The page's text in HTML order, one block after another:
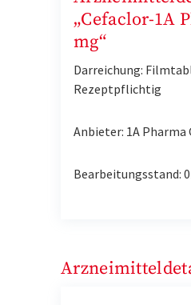
„Cefaclor-1A
mg“
Darreichung:
Rezeptpflichtig
Anbieter: 1A Pharma
Bearbeitungsstand: